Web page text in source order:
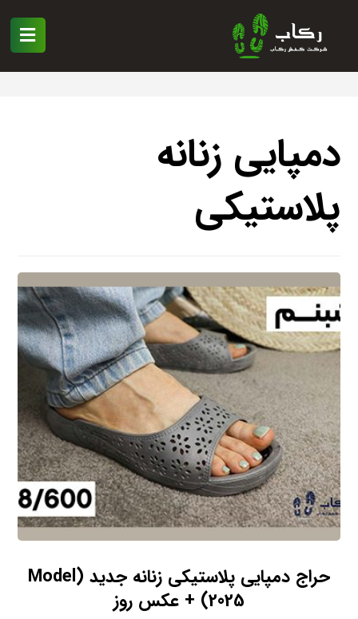
دمپایی زنانه
پلاستیکی
حراج دمپایی پلاستیکی زنانه جدید (Model
2025) + عکس روز